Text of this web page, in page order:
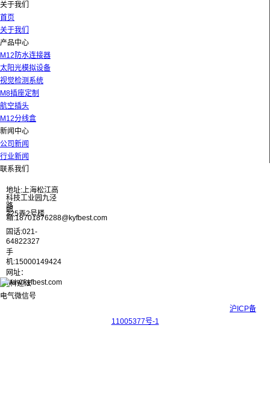
关于我们
首页
关于我们
产品中心
M12防水连接器
太阳光模拟设备
视觉检测系统
M8插座定制
航空插头
M12分线盒
新闻中心
公司新闻
行业新闻
联系我们
地址:上海松江高
科技工业园九泾
路
325弄2号楼
邮
箱:18701876288@kyfbest.com
固话:021-
64822327
手
机:15000149424
网址：
www.kyfbest.com
沪ICP备
11005377号-1